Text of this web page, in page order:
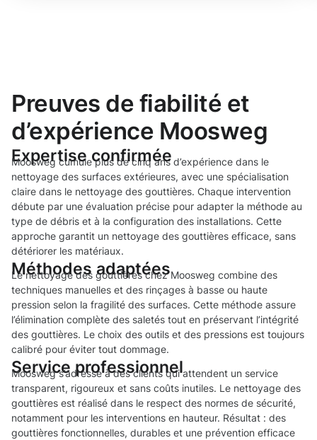
Preuves de fiabilité et
d’expérience Moosweg
Expertise confirmée
Moosweg cumule plus de cinq ans d’expérience dans le
nettoyage des surfaces extérieures, avec une spécialisation
claire dans le nettoyage des gouttières. Chaque intervention
débute par une évaluation précise pour adapter la méthode au
type de débris et à la configuration des installations. Cette
approche garantit un nettoyage des gouttières efficace, sans
détériorer les matériaux.
Méthodes adaptées
Le nettoyage des gouttières chez Moosweg combine des
techniques manuelles et des rinçages à basse ou haute
pression selon la fragilité des surfaces. Cette méthode assure
l’élimination complète des saletés tout en préservant l’intégrité
des gouttières. Le choix des outils et des pressions est toujours
calibré pour éviter tout dommage.
Service professionnel
Moosweg s’adresse à des clients qui attendent un service
transparent, rigoureux et sans coûts inutiles. Le nettoyage des
gouttières est réalisé dans le respect des normes de sécurité,
notamment pour les interventions en hauteur. Résultat : des
gouttières fonctionnelles, durables et une prévention efficace